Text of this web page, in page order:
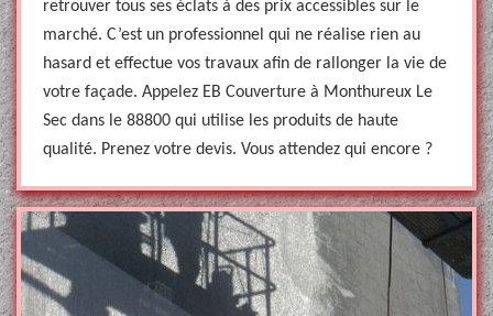
retrouver tous ses éclats à des prix accessibles sur le
marché. C’est un professionnel qui ne réalise rien au
hasard et effectue vos travaux afin de rallonger la vie de
votre façade. Appelez EB Couverture à Monthureux Le
Sec dans le 88800 qui utilise les produits de haute
qualité. Prenez votre devis. Vous attendez qui encore ?